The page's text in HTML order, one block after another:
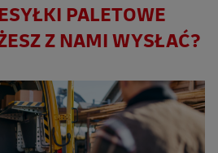
PALETOWE
Z NAMI WYSŁAĆ?